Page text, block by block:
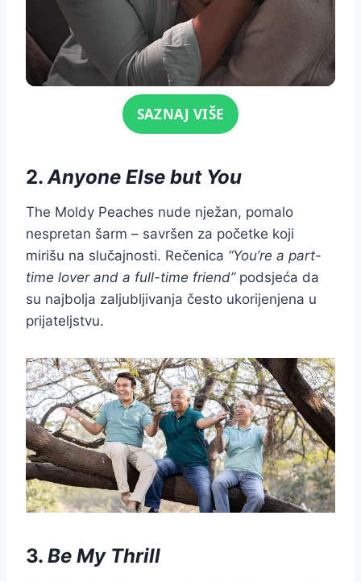
Click for soundSAZNAJ VIŠE
2.Anyone Else but You
The Moldy Peaches nude nježan, pomalo
nespretan šarm – savršen za početke koji
mirišu na slučajnosti. Rečenica “You’re a part-
time lover and a full-time friend”podsjeća da
su najbolja zaljubljivanja često ukorijenjena u
prijateljstvu.
3. Be My Thrill